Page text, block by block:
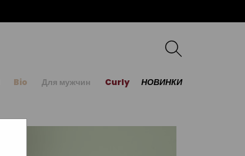
Bio Для мужчин Curly НОВИНКИ